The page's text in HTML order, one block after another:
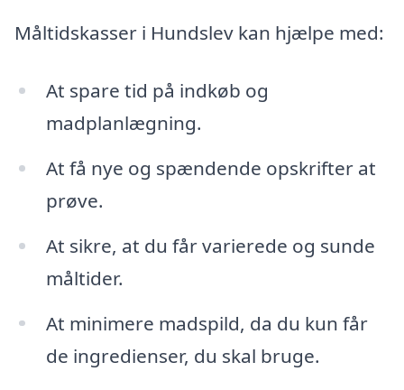
Måltidskasser i Hundslev kan hjælpe med:
At spare tid på indkøb og
madplanlægning.
At få nye og spændende opskrifter at
prøve.
At sikre, at du får varierede og sunde
måltider.
At minimere madspild, da du kun får
de ingredienser, du skal bruge.